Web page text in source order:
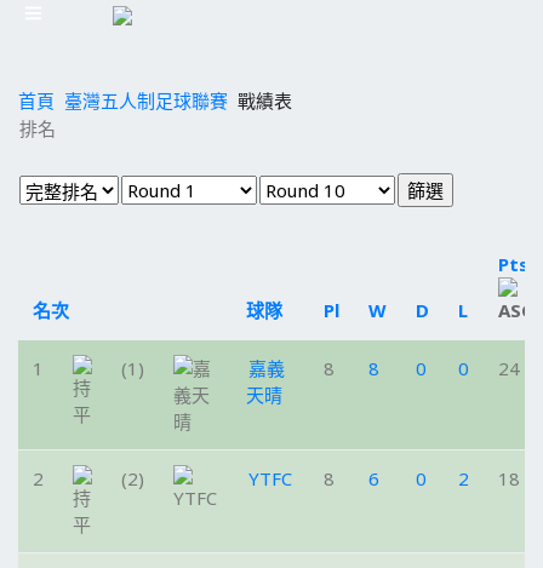
首頁 臺灣五人制足球聯賽 戰績表
排名
名次 球隊 Pl W D L
Pts
1 (1)
嘉義
天晴
8 8 0 0 24
2 (2) YTFC 8 6 0 2 18